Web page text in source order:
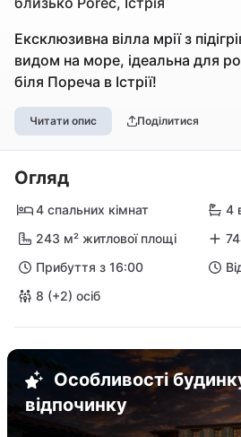
Ексклюзивна вілла мрії з
видом на море, ідеальна для
біля Пореча в Істрії!
Читати опис Поділитися
Огляд
4 спальних кімнат
4
243 м² житлової площі
Прибуття з 16:00
8 (+2) осіб
Особливості
відпочинку